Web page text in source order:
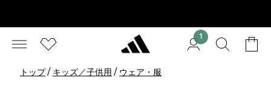
1
トップ / キッズ／子供用 / ウェア・服